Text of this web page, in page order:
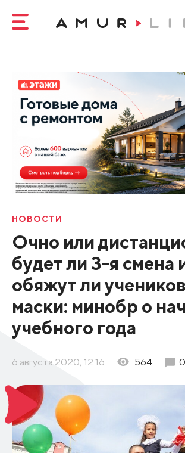
НОВОСТИ
Очно или
будет ли 3-я смена
обяжут ли
маски: минобр о
учебного года
6 августа 2020, 12:16 564 0